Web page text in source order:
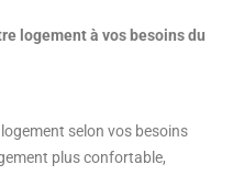
logement à vos besoins du
selon vos besoins
plus confortable,